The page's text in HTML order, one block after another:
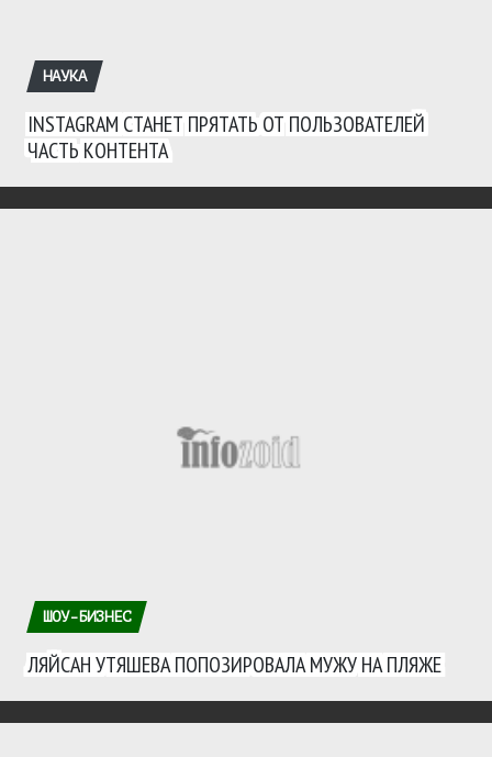
НАУКА
INSTAGRAM СТАНЕТ ПРЯТАТЬ ОТ ПОЛЬЗОВАТЕЛЕЙ
ЧАСТЬ КОНТЕНТА
ШОУ-БИЗНЕС
ЛЯЙСАН УТЯШЕВА ПОПОЗИРОВАЛА МУЖУ НА ПЛЯЖЕ